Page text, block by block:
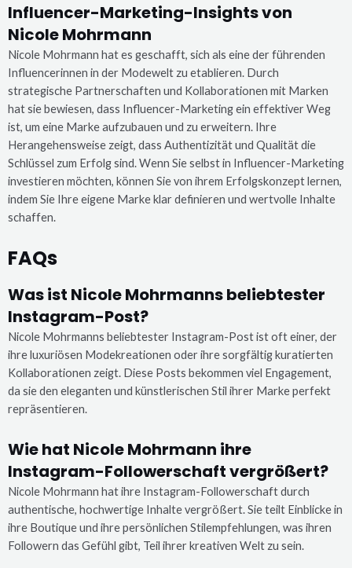
Influencer-Marketing-Insights von
Nicole Mohrmann
Nicole Mohrmann hat es geschafft, sich als eine der führenden
Influencerinnen in der Modewelt zu etablieren. Durch
strategische Partnerschaften und Kollaborationen mit Marken
hat sie bewiesen, dass Influencer-Marketing ein effektiver Weg
ist, um eine Marke aufzubauen und zu erweitern. Ihre
Herangehensweise zeigt, dass Authentizität und Qualität die
Schlüssel zum Erfolg sind. Wenn Sie selbst in Influencer-Marketing
investieren möchten, können Sie von ihrem Erfolgskonzept lernen,
indem Sie Ihre eigene Marke klar definieren und wertvolle Inhalte
schaffen.
FAQs
Was ist Nicole Mohrmanns beliebtester
Instagram-Post?
Nicole Mohrmanns beliebtester Instagram-Post ist oft einer, der
ihre luxuriösen Modekreationen oder ihre sorgfältig kuratierten
Kollaborationen zeigt. Diese Posts bekommen viel Engagement,
da sie den eleganten und künstlerischen Stil ihrer Marke perfekt
repräsentieren.
Wie hat Nicole Mohrmann ihre
Instagram-Followerschaft vergrößert?
Nicole Mohrmann hat ihre Instagram-Followerschaft durch
authentische, hochwertige Inhalte vergrößert. Sie teilt Einblicke in
ihre Boutique und ihre persönlichen Stilempfehlungen, was ihren
Followern das Gefühl gibt, Teil ihrer kreativen Welt zu sein.